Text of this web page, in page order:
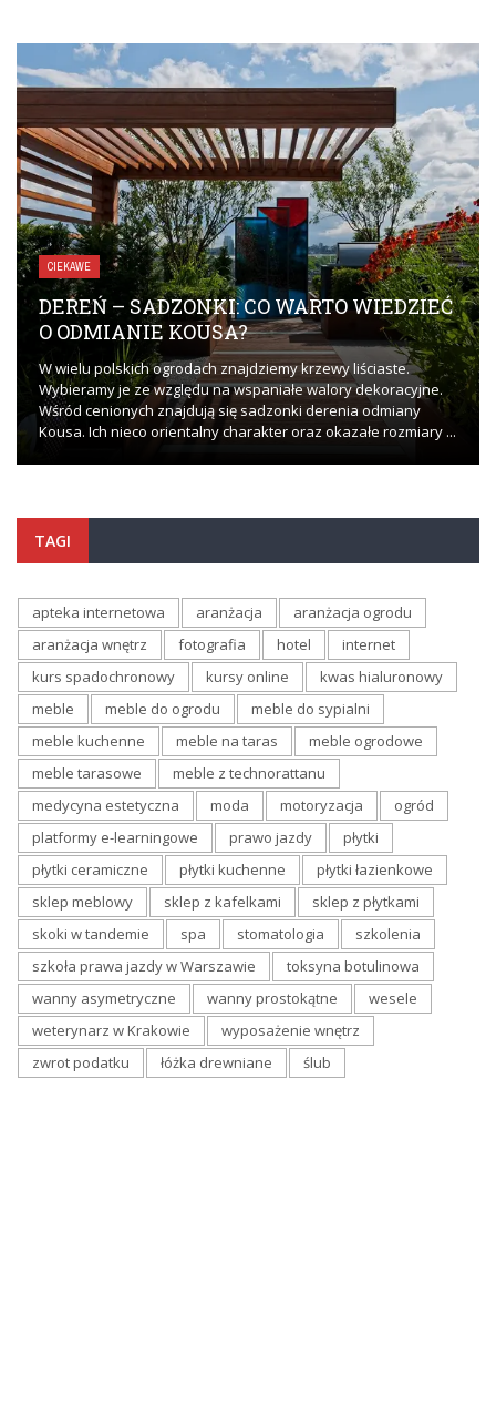
CIEKAWE
DEREŃ – SADZONKI: CO WARTO WIEDZIEĆ
O ODMIANIE KOUSA?
W wielu polskich ogrodach znajdziemy krzewy liściaste.
Wybieramy je ze względu na wspaniałe walory dekoracyjne.
Wśród cenionych znajdują się sadzonki derenia odmiany
Kousa. Ich nieco orientalny charakter oraz okazałe rozmiary ...
TAGI
apteka internetowa aranżacja
aranżacja ogrodu
aranżacja wnętrz
fotografia hotel
internet
kurs spadochronowy
kursy online
kwas hialuronowy
meble
meble do ogrodu
meble do sypialni
meble kuchenne
meble na taras
meble ogrodowe
meble tarasowe
meble z technorattanu
medycyna estetyczna
moda motoryzacja
ogród
platformy e-learningowe
prawo jazdy
płytki
płytki ceramiczne
płytki kuchenne
płytki łazienkowe
sklep meblowy
sklep z kafelkami
sklep z płytkami
skoki w tandemie
spa stomatologia
szkolenia
szkoła prawa jazdy w Warszawie
toksyna botulinowa
wanny asymetryczne
wanny prostokątne
wesele
weterynarz w Krakowie
wyposażenie wnętrz
zwrot podatku
łóżka drewniane ślub